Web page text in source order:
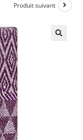
Produit suivant